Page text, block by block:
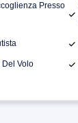
Presso
Volo